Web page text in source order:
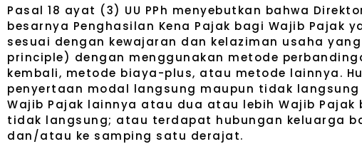
Pasal 18 ayat (3) UU PPh menyebutkan bahwa
besarnya Penghasilan Kena Pajak bagi Wajib Pajak
sesuai dengan kewajaran dan kelaziman usaha
principle) dengan menggunakan metode
kembali, metode biaya-plus, atau metode lainnya.
penyertaan modal langsung maupun tidak
Wajib Pajak lainnya atau dua atau lebih Wajib
tidak langsung; atau terdapat hubungan keluarga
dan/atau ke samping satu derajat.